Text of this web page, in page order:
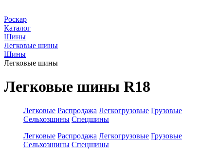
Роскар
Каталог
Шины
Легковые шины
Шины
Легковые шины
Легковые шины R18
Легковые Распродажа Легкогрузовые Грузовые
Сельхозшины Спецшины
Легковые Распродажа Легкогрузовые Грузовые
Сельхозшины Спецшины